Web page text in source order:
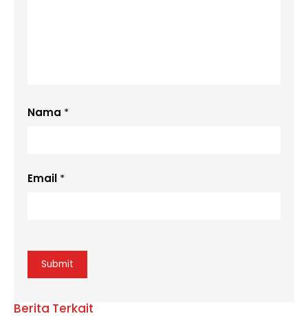
Nama *
Email *
Berita Terkait